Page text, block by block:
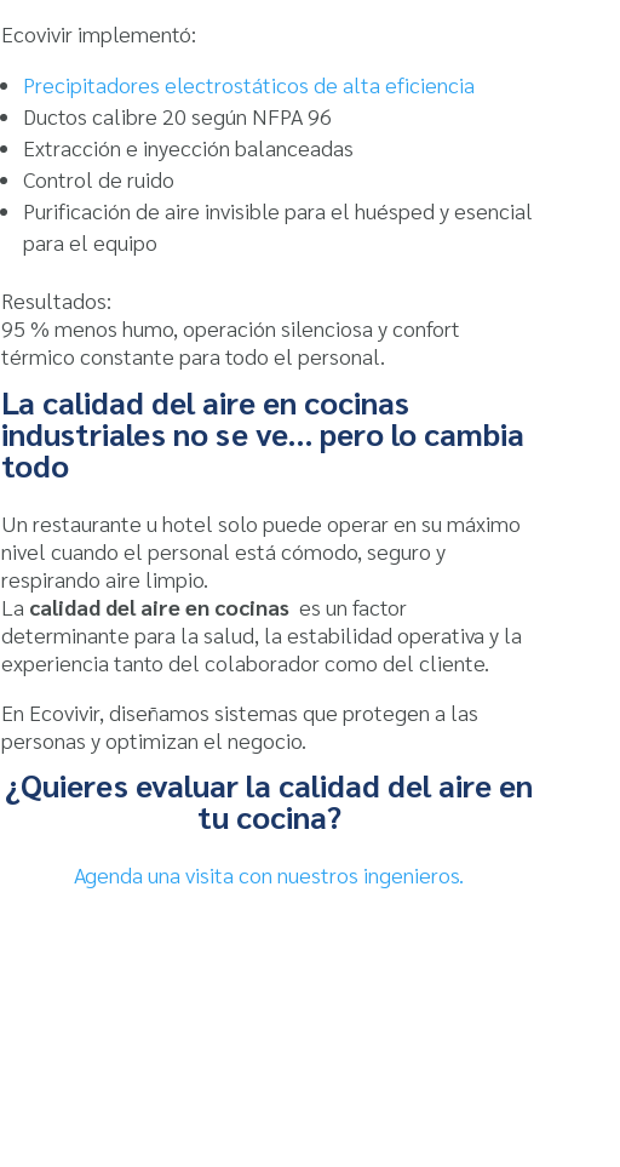
Ecovivir implementó:
Precipitadores electrostáticos de alta eficiencia
Ductos calibre 20 según NFPA 96
Extracción e inyección balanceadas
Control de ruido
Purificación de aire invisible para el huésped y esencial
para el equipo
Resultados:
95 % menos humo, operación silenciosa y confort
térmico constante para todo el personal.
La calidad del aire en cocinas
industriales no se ve… pero lo cambia
todo
Un restaurante u hotel solo puede operar en su máximo
nivel cuando el personal está cómodo, seguro y
respirando aire limpio.
La calidad del aire en cocinas es un factor
determinante para la salud, la estabilidad operativa y la
experiencia tanto del colaborador como del cliente.
En Ecovivir, diseñamos sistemas que protegen a las
personas y optimizan el negocio.
¿Quieres evaluar la calidad del aire en
tu cocina?
Agenda una visita con nuestros ingenieros.